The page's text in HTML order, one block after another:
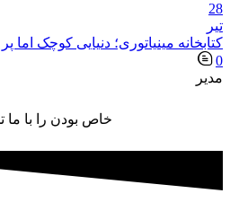
28
تیر
کتابخانه مینیاتوری؛ دنیایی کوچک اما
0
مدیر
خاص بودن را با ما